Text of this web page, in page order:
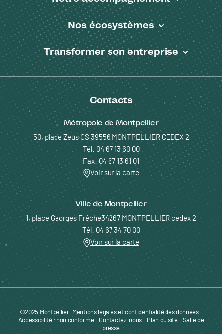
Nos écosystèmes
Transformer son entreprise
Contacts
Métropole de Montpellier
50, place Zeus CS 39556 MONTPELLIER CEDEX 2
Tél: 04 67 13 60 00
Fax: 04 67 13 61 01
Voir sur la carte
Ville de Montpellier
1, place Georges Frêche34267 MONTPELLIER cedex 2
Tél: 04 67 34 70 00
Voir sur la carte
Pied de page - Menu bas - ENTREPRENDRE
©2025 Montpellier. Mentions légales et confidentialité des données-
Accessibilité : non conforme- Contactez-nous - Plan du site- Salle de
presse